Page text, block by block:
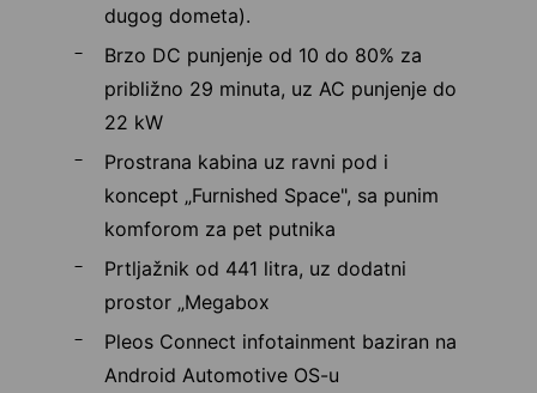
dugog dometa).
Brzo DC punjenje od 10 do 80% za
približno 29 minuta, uz AC punjenje do
22 kW
Prostrana kabina uz ravni pod i
koncept „Furnished Space", sa punim
komforom za pet putnika
Prtljažnik od 441 litra, uz dodatni
prostor „Megabox
Pleos Connect infotainment baziran na
Android Automotive OS-u